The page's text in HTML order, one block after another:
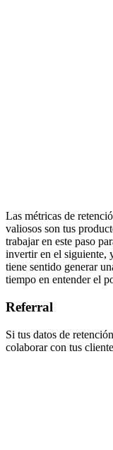
Las métricas de
valiosos son tus
trabajar en este paso
invertir en el siguiente,
tiene sentido generar
tiempo en entender el
Referral
Si tus datos de
colaborar con tus